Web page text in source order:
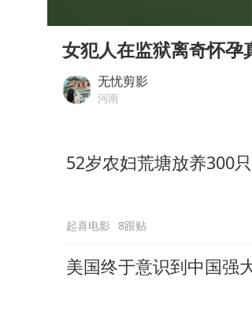
新华社权
80后女柜
李嫣近照
女犯人在监狱离奇怀孕
无忧剪影
河南
52岁农妇荒塘放养300
起喜电影 8跟贴
美国终于意识到中国强